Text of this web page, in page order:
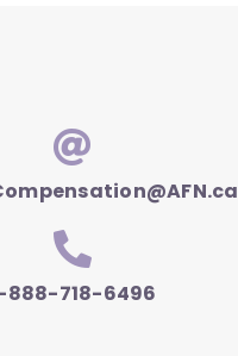
888-718-6496